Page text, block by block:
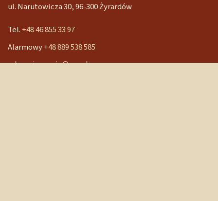
ul. Narutowicza 30, 96-300 Żyrardów
Tel. +48 46 855 33 97
Alarmowy+48 889 538 585
mbpocieszenia@wp.pl